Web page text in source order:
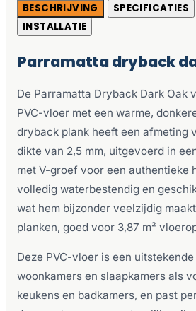
BESCHRIJVING SPECIFICATIES
INSTALLATIE
Parramatta dryback
De Parramatta Dryback Dark Oak
PVC-vloer met een warme,
dryback plank heeft een afmeting
dikte van 2,5 mm, uitgevoerd in
met V-groef voor een authentieke
volledig waterbestendig en
wat hem bijzonder veelzijdig
planken, goed voor 3,87 m²
Deze PVC-vloer is een
woonkamers en slaapkamers als
keukens en badkamers, en past